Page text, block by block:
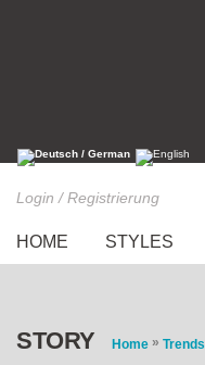
Login / Registrierung
HOME STYLES
STORY Home » Trends